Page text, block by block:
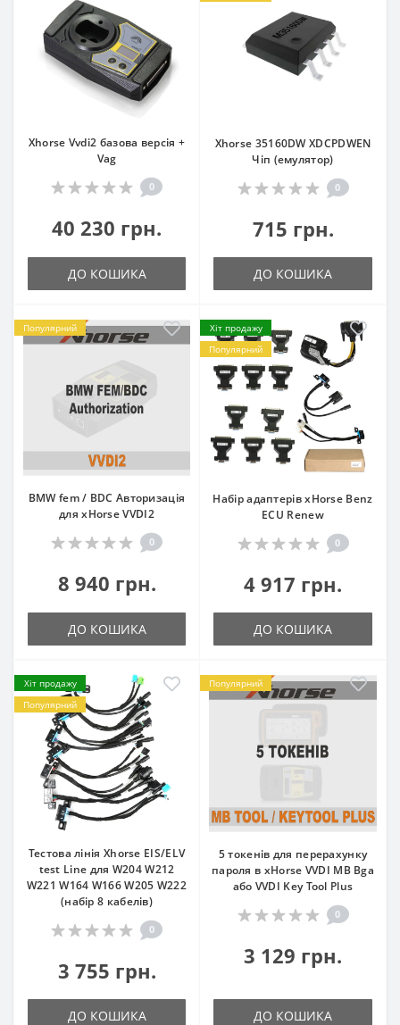
Xhorse Vvdi2 базова версія +
Vag
0
40 230 грн.
ДО КОШИКА
Xhorse 35160DW XDCPDWEN
Чіп (емулятор)
0
715 грн.
ДО КОШИКА
Популярний
BMW fem / BDC Авторизація
для xHorse VVDI2
0
8 940 грн.
ДО КОШИКА
Хіт продажу
Популярний
Набір адаптерів xHorse Benz
ECU Renew
0
4 917 грн.
ДО КОШИКА
Хіт продажу
Популярний
Тестова лінія Xhorse EIS/ELV
test Line для W204 W212
W221 W164 W166 W205 W222
(набір 8 кабелів)
0
3 755 грн.
ДО КОШИКА
Популярний
5 токенів для перерахунку
пароля в xHorse VVDI MB Bga
або VVDI Key Tool Plus
0
3 129 грн.
ДО КОШИКА